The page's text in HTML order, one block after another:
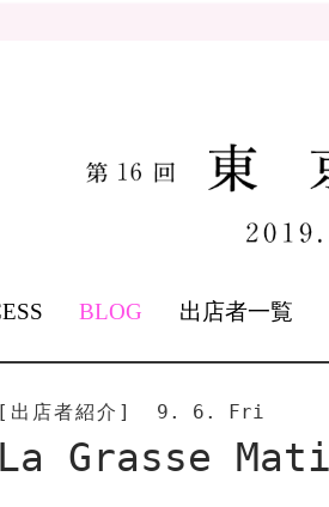
BLOG 出店者一覧
[出店者紹介] 9. 6. Fri
La Grasse